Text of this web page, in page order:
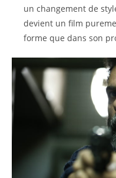
un changement de
devient un film
forme que dans son